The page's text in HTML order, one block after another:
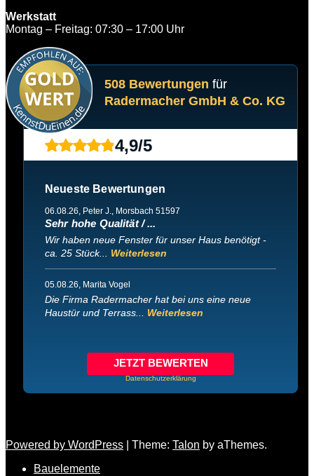
Werkstatt
Montag – Freitag: 07:30 – 17:00 Uhr
508 Bewertungen für
Radermacher GmbH & Co. KG
4,9/5
Neueste Bewertungen
06.08.26, Peter J., Morsbach 51597
Sehr hohe Qualität / ...
Wir haben neue Fenster für unser Haus benötigt -
ca. 25 Stück... Weiterlesen
05.08.26, Marita Vogel
Die Firma Radermacher hat bei uns eine neue
Haustür und Terrass... Weiterlesen
JETZT BEWERTEN
Datenschutzerklärung
Powered by WordPress Theme: Talon by aThemes.
Bauelemente